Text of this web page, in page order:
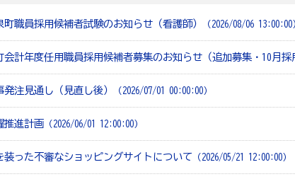
職員採用候補者試験のお知らせ（看護師） （2026/08/06 13:00:00
計年度任用職員採用候補者募集のお知らせ（追加募集・10月採
注見通し（見直し後） （2026/07/01 00:00:00）
推進計画 （2026/06/01 12:00:00）
装った不審なショッピングサイトについて （2026/05/21 12:00:00）